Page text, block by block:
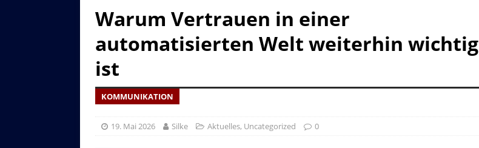
Warum Vertrauen in einer
automatisierten Welt weiterhin wichtig
ist
KOMMUNIKATION
19. Mai 2026 Silke Aktuelles, Uncategorized 0